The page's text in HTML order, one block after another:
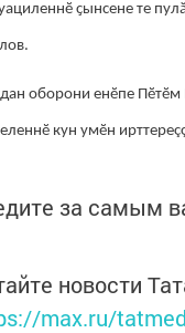
ҫынсене те
оборони енӗпе
кун умӗн
за самым
новости
max.ru/